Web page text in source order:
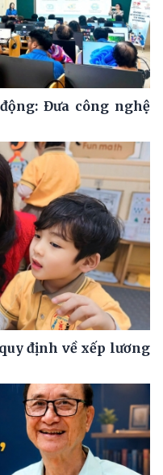
Đưa công nghệ
định về xếp lương